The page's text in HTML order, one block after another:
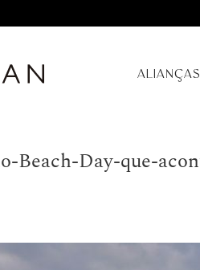
Beach-Day-que-